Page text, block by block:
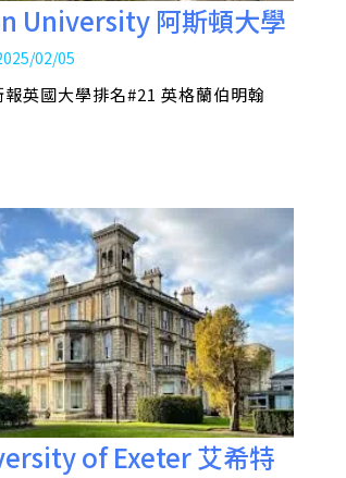
University 阿斯頓大學
02/05
報英國大學排名#21 英格蘭伯明翰
of Exeter 艾希特